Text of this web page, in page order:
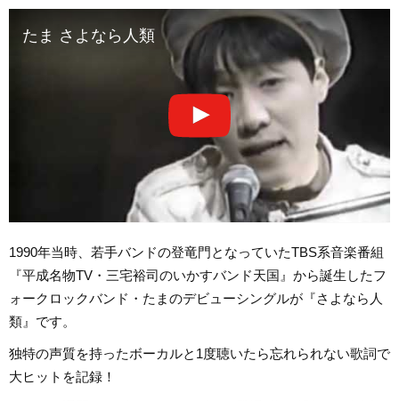
たま さよなら人類
1990年当時、若手バンドの登竜門となっていたTBS系音楽番組
『平成名物TV・三宅裕司のいかすバンド天国』から誕生したフ
ォークロックバンド・たまのデビューシングルが『さよなら人
類』です。
独特の声質を持ったボーカルと1度聴いたら忘れられない歌詞で
大ヒットを記録！